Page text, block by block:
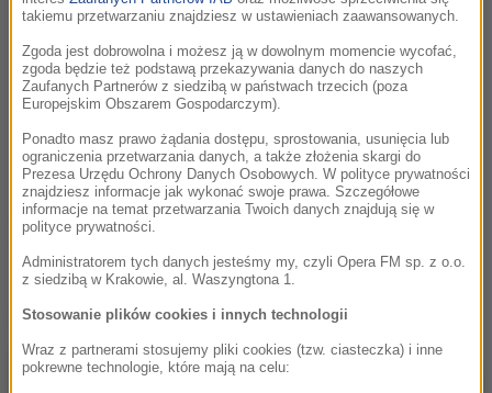
Nie lada gratką, przygotowaną specjalnie z myślą o wiernych Słuchaczach
w Krakowie!
ZOBACZCIE GALERIĘ ZDJĘĆ Z NASZYCH URODZIN!
takiemu przetwarzaniu znajdziesz w ustawieniach zaawansowanych.
Zgoda jest dobrowolna i możesz ją w dowolnym momencie wycofać,
zgoda będzie też podstawą przekazywania danych do naszych
Zaufanych Partnerów z siedzibą w państwach trzecich (poza
Europejskim Obszarem Gospodarczym).
Ponadto masz prawo żądania dostępu, sprostowania, usunięcia lub
ograniczenia przetwarzania danych, a także złożenia skargi do
Prezesa Urzędu Ochrony Danych Osobowych. W polityce prywatności
znajdziesz informacje jak wykonać swoje prawa. Szczegółowe
informacje na temat przetwarzania Twoich danych znajdują się w
polityce prywatności.
Administratorem tych danych jesteśmy my, czyli Opera FM sp. z o.o.
z siedzibą w Krakowie, al. Waszyngtona 1.
Stosowanie plików cookies i innych technologii
Wraz z partnerami stosujemy pliki cookies (tzw. ciasteczka) i inne
pokrewne technologie, które mają na celu: